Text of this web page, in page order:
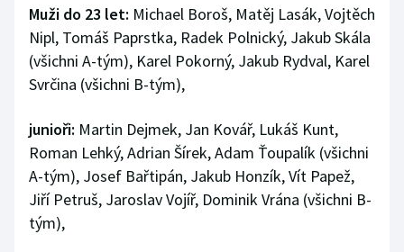
Ostatní
Muži do 23 let: Michael Boroš, Matěj Lasák, Vojtěch
Nipl, Tomáš Paprstka, Radek Polnický, Jakub Skála
(všichni A-tým), Karel Pokorný, Jakub Rydval, Karel
Svrčina (všichni B-tým),
junioři: Martin Dejmek, Jan Kovář, Lukáš Kunt,
Roman Lehký, Adrian Šírek, Adam Ťoupalík (všichni
A-tým), Josef Bařtipán, Jakub Honzík, Vít Papež,
Jiří Petruš, Jaroslav Vojíř, Dominik Vrána (všichni B-
tým),